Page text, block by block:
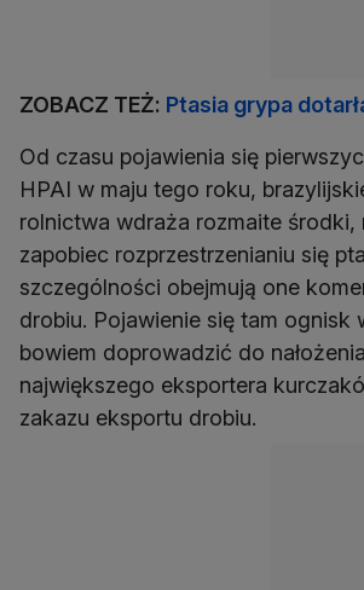
ZOBACZ TEŻ: Ptasia grypa
Od czasu pojawienia się
HPAI w maju tego roku,
rolnictwa wdraża rozmaite środki,
zapobiec rozprzestrzenianiu się
szczególności obejmują one
drobiu. Pojawienie się tam ognisk
bowiem doprowadzić do
największego eksportera
zakazu eksportu drobiu.